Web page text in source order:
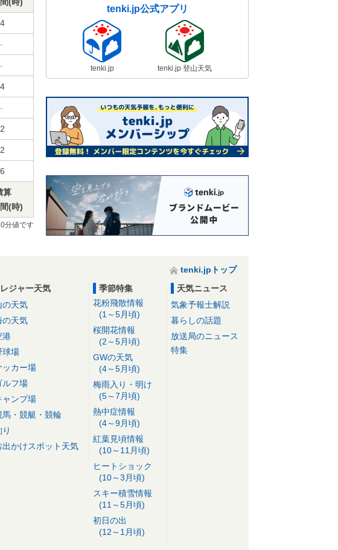
算
(時)
分値です
tenki.jp公式アプリ
tenki.jp tenki.jp 登山天気
tenki.jpトップ
レジャー天気
の天気
の天気
港
球場
ッカー場
ルフ場
ャンプ場
馬・競艇・競輪
り
出かけスポット天気
季節特集
花粉飛散情報
(1～5月頃)
桜開花情報
(2～5月頃)
GWの天気
(4～5月頃)
梅雨入り・明け
(5～7月頃)
熱中症情報
(4～9月頃)
紅葉見頃情報
(10～11月頃)
ヒートショック
(10～3月頃)
スキー積雪情報
(11～5月頃)
初日の出
(12～1月頃)
天気ニュース
気象予報士解説
暮らしの話題
放送局のニュース
特集